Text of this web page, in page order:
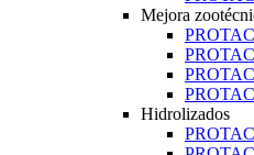
Mejora
Hidrolizados